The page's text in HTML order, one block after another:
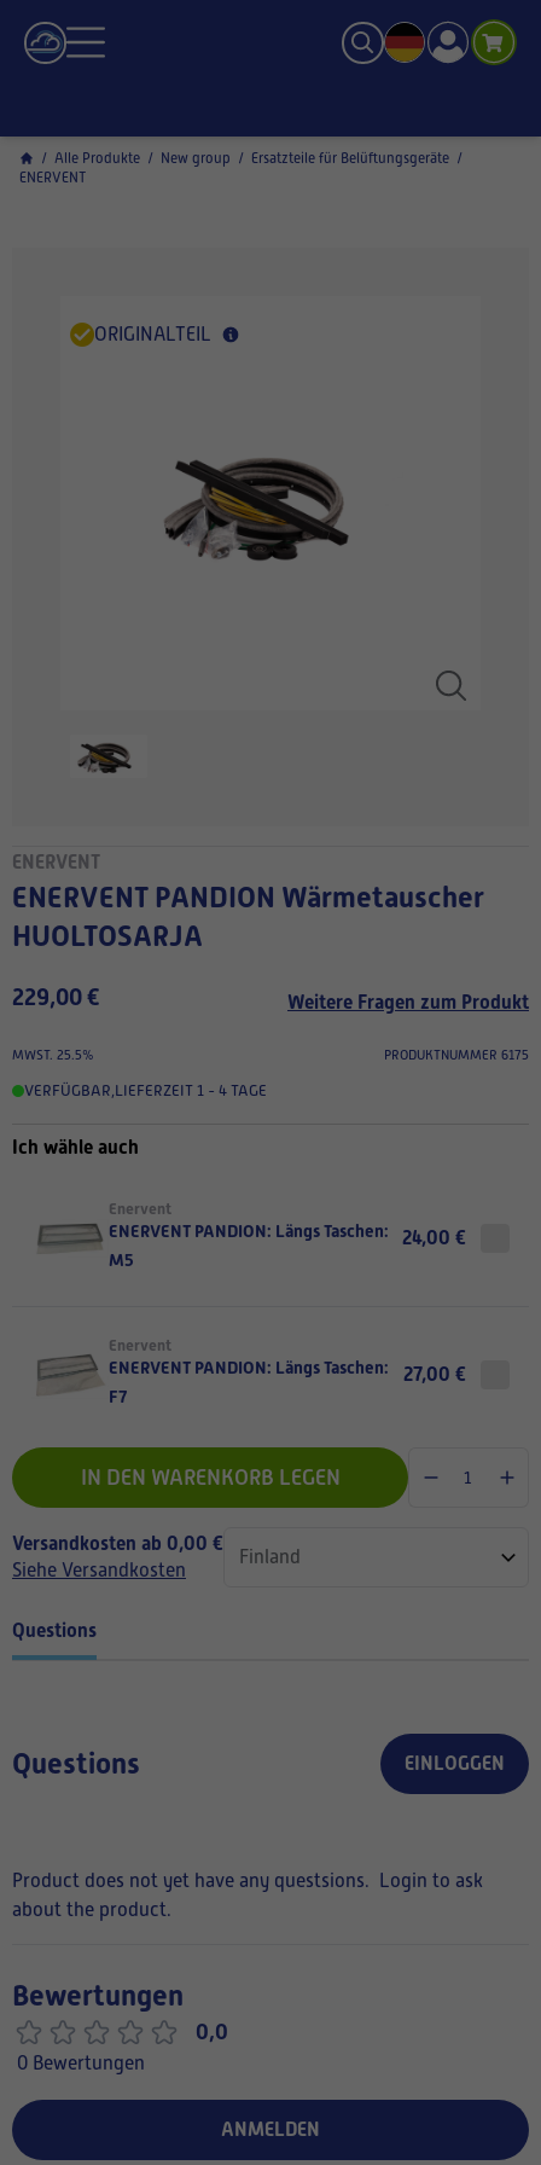
/ Alle Produkte / New group / Ersatzteile für Belüftungsgeräte /
ENERVENT
ORIGINALTEIL
ENERVENT
ENERVENT PANDION Wärmetauscher
HUOLTOSARJA
229,00 € Weitere Fragen zum Produkt
MWST. 25.5% PRODUKTNUMMER 6175
VERFÜGBAR,LIEFERZEIT 1 - 4 TAGE
Ich wähle auch
Enervent
ENERVENT PANDION: Längs Taschen:
M5
24,00 €
Enervent
ENERVENT PANDION: Längs Taschen:
F7
27,00 €
IN DEN WARENKORB LEGEN
Versandkosten ab 0,00 €
Siehe Versandkosten
Questions
Questions EINLOGGEN
Product does not yet have any questsions.
Login to ask
about the product.
Bewertungen
0,0
0 Bewertungen
ANMELDEN